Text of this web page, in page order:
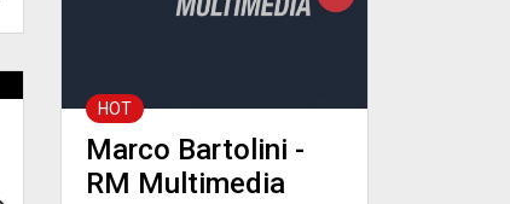
HOT
Marco Bartolini -
RM Multimedia